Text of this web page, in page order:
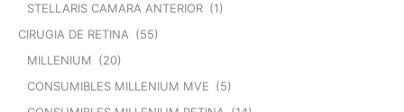
STELLARIS CAMARA ANTERIOR (1)
CIRUGIA DE RETINA (55)
MILLENIUM (20)
CONSUMIBLES MILLENIUM MVE (5)